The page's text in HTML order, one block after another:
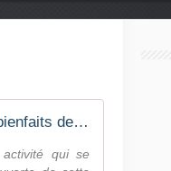
L'aquacombat, les bienfaits de ce sport aquatique
qui se